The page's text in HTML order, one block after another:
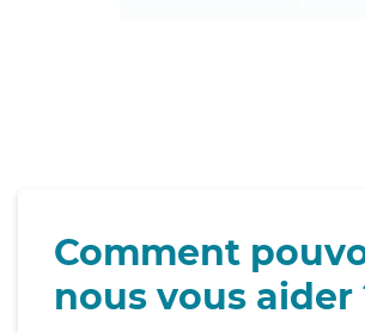
Comment
nous vous aider